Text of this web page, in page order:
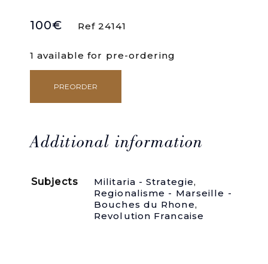
100€ Ref 24141
1 available for pre-ordering
Marseille
révolutionnaire.
(1789-
1793).
PREORDER
Additional information
Subjects Militaria - Strategie,
Regionalisme - Marseille -
Bouches du Rhone,
Revolution Francaise